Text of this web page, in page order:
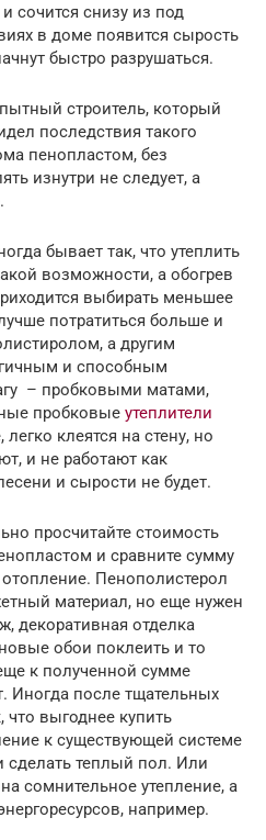
сочится снизу из под
в доме появится сырость
быстро разрушаться.
строитель, который
последствия такого
пенопластом, без
изнутри не следует, а
бывает так, что утеплить
возможности, а обогрев
выбирать меньшее
потратиться больше и
а другим
и способным
– пробковыми матами,
пробковые утеплители
клеятся на стену, но
и не работают как
и сырости не будет.
просчитайте стоимость
и сравните сумму
Пенополистерол
материал, но еще нужен
декоративная отделка
обои поклеить и то
к полученной сумме
Иногда после тщательных
что выгоднее купить
к существующей системе
теплый пол. Или
сомнительное утепление, а
например.